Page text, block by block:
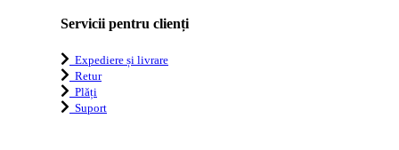
Servicii pentru clienți
Expediere și livrare
Retur
Plăți
Suport